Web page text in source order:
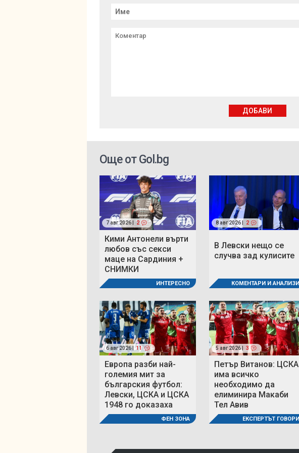
ДОБАВИ
Още от Gol.bg
7 авг 2026 | 2
Кими Антонели върти
любов със секси
маце на Сардиния +
СНИМКИ
ИНТЕРЕСНО
8 авг 2026 | 2
В Левски нещо се
случва зад кулисите
КОМЕНТАРИ И АНАЛИЗИ
6 авг 2026 | 11
Европа разби най-
големия мит за
българския футбол:
Левски, ЦСКА и ЦСКА
1948 го доказаха
ФЕН ЗОНА
5 авг 2026 | 3
Петър Витанов: ЦСКА
има всичко
необходимо да
елиминира Макаби
Тел Авив
ЕКСПЕРТЪТ ГОВОРИ